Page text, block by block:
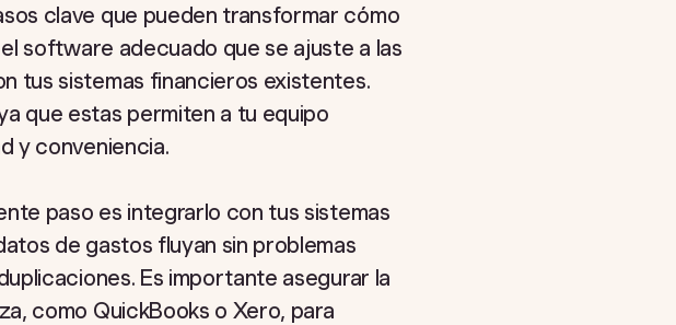
clave que pueden transformar cómo
software adecuado que se ajuste a las
tus sistemas financieros existentes.
que estas permiten a tu equipo
y conveniencia.
paso es integrarlo con tus sistemas
de gastos fluyan sin problemas
Es importante asegurar la
como QuickBooks o Xero, para